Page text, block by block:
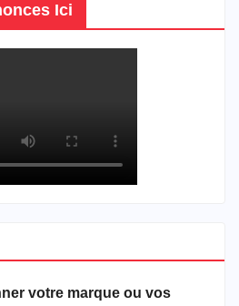
Ici
votre marque ou vos